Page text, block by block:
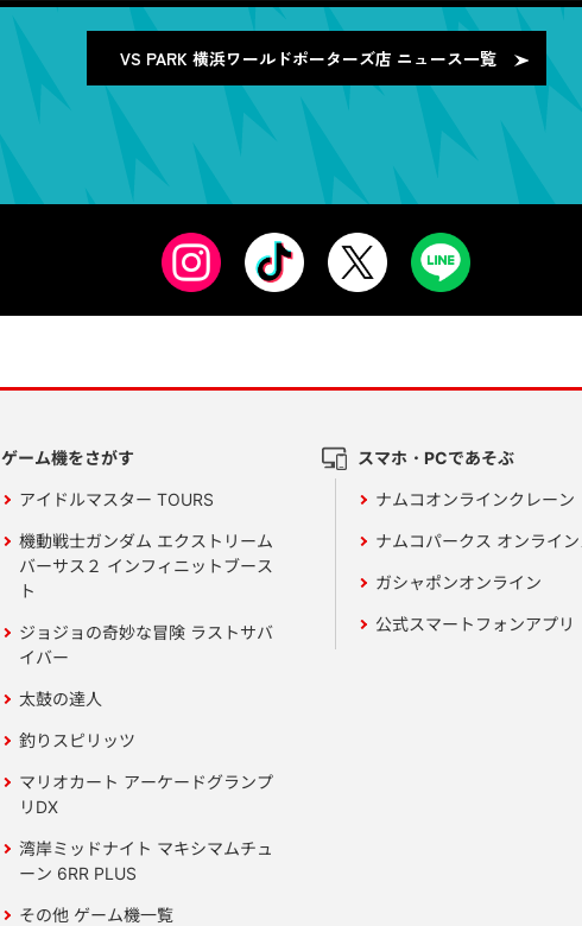
VS PARK 横浜ワールドポーターズ店 ニュース一覧
ゲーム機をさがす
アイドルマスター TOURS
機動戦士ガンダム エクストリーム
バーサス２ インフィニットブース
ト
ジョジョの奇妙な冒険 ラストサバ
イバー
太鼓の達人
釣りスピリッツ
マリオカート アーケードグランプ
リDX
湾岸ミッドナイト マキシマムチュ
ーン 6RR PLUS
その他 ゲーム機一覧
スマホ・PCであそぶ
ナムコオンラインクレーン
ナムコパークス オンライ
ガシャポンオンライン
公式スマートフォンアプリ